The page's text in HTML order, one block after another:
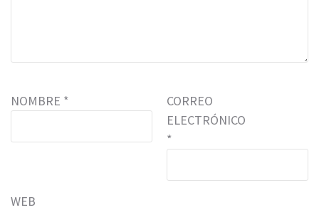
NOMBRE *
CORREO
ELECTRÓNICO
*
WEB